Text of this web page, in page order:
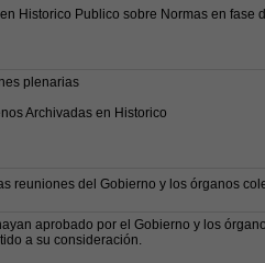
en Historico Publico sobre Normas en fase
plenarias
Archivadas en Historico
reuniones del Gobierno y los órganos
aprobado por el Gobierno y los
a su consideración.